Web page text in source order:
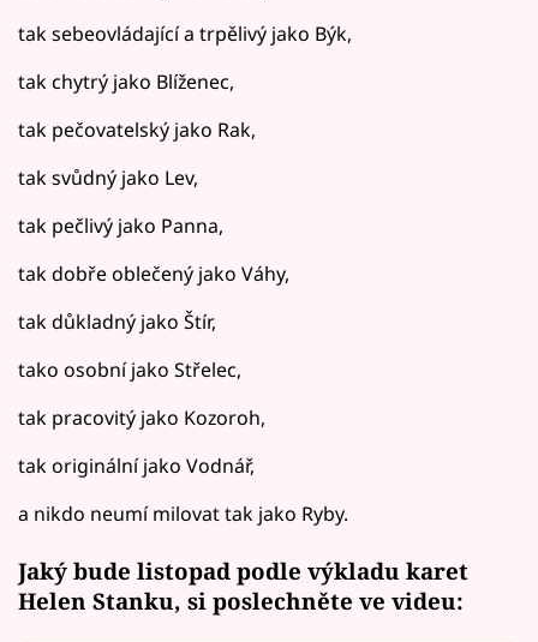
tak sebeovládající a trpělivý jako Býk,
tak chytrý jako Blíženec,
tak pečovatelský jako Rak,
tak svůdný jako Lev,
tak pečlivý jako Panna,
tak dobře oblečený jako Váhy,
tak důkladný jako Štír,
tako osobní jako Střelec,
tak pracovitý jako Kozoroh,
tak originální jako Vodnář,
a nikdo neumí milovat tak jako Ryby.
Jaký bude listopad podle výkladu karet
Helen Stanku, si poslechněte ve videu: